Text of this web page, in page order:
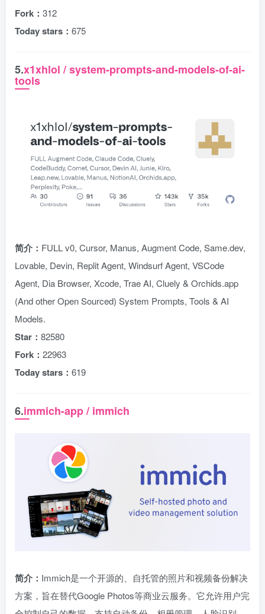
Fork： 312
Today stars： 675
5.x1xhlol / system-prompts-and-models-of-ai-
tools
简介： FULL v0, Cursor, Manus, Augment Code, Same.dev,
Lovable, Devin, Replit Agent, Windsurf Agent, VSCode
Agent, Dia Browser, Xcode, Trae AI, Cluely & Orchids.app
(And other Open Sourced) System Prompts, Tools & AI
Models.
Star： 82580
Fork： 22963
Today stars： 619
6.immich-app / immich
简介： Immich是一个开源的、自托管的照片和视频备份解决
方案，旨在替代Google Photos等商业云服务。它允许用户完